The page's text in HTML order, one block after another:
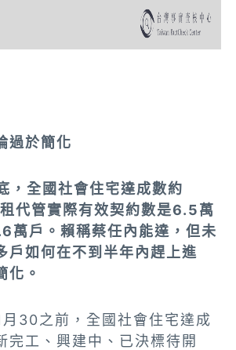
過於簡化
，全國社會住宅達成數約
代管實際有效契約數是6.5萬
萬戶。賴稱蔡任內能達，但未
戶如何在不到半年內趕上進
化。
30之前，全國社會住宅達成
完工、興建中、已決標待開